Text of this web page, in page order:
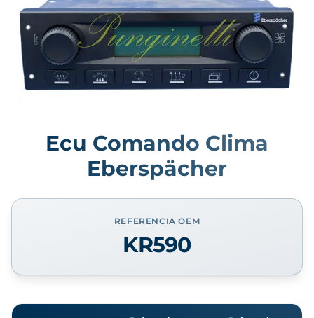
Ecu Comando Clima
Eberspächer
REFERENCIA OEM
KR590